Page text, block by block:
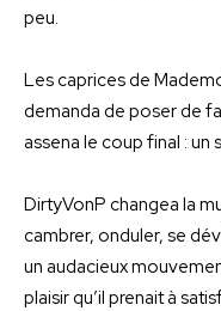
peu.
Les caprices de
demanda de poser de
assena le coup final : un
DirtyVonP changea la
cambrer, onduler, se
un audacieux
plaisir qu’il prenait à